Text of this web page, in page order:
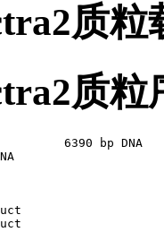
质粒
质粒
6390 bp DNA